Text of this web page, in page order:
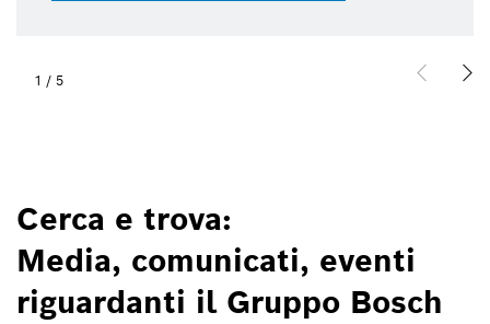
1 / 5
Cerca e trova:
Media, comunicati, eventi
riguardanti il Gruppo Bosch